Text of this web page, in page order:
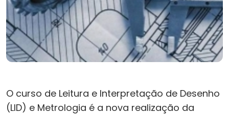
O curso de Leitura e Interpretação de Desenho
(LID) e Metrologia é a nova realização da